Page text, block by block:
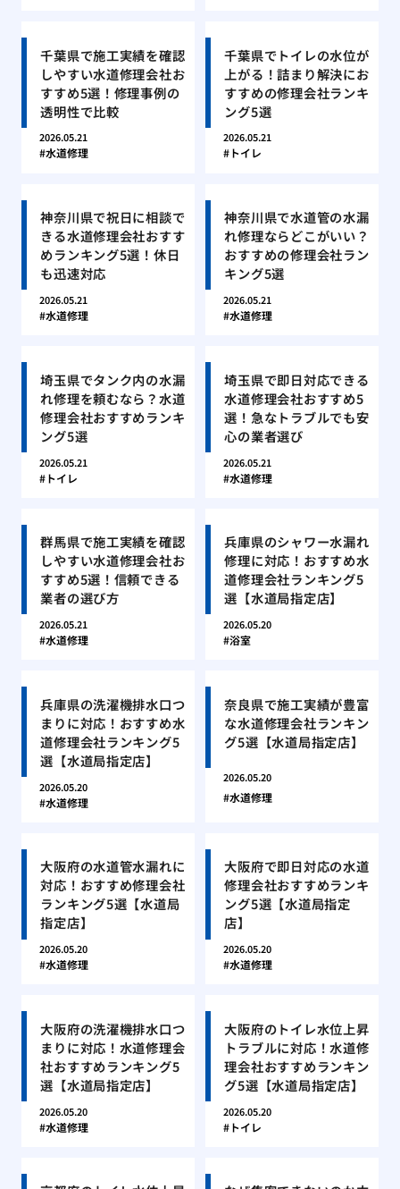
千葉県で施工実績を確認
しやすい水道修理会社お
すすめ5選！修理事例の
透明性で比較
2026.05.21
水道修理
千葉県でトイレの水位が
上がる！詰まり解決にお
すすめの修理会社ランキ
ング5選
2026.05.21
トイレ
神奈川県で祝日に相談で
きる水道修理会社おすす
めランキング5選！休日
も迅速対応
2026.05.21
水道修理
神奈川県で水道管の水漏
れ修理ならどこがいい？
おすすめの修理会社ラン
キング5選
2026.05.21
水道修理
埼玉県でタンク内の水漏
れ修理を頼むなら？水道
修理会社おすすめランキ
ング5選
2026.05.21
トイレ
埼玉県で即日対応できる
水道修理会社おすすめ5
選！急なトラブルでも安
心の業者選び
2026.05.21
水道修理
群馬県で施工実績を確認
しやすい水道修理会社お
すすめ5選！信頼できる
業者の選び方
2026.05.21
水道修理
兵庫県のシャワー水漏れ
修理に対応！おすすめ水
道修理会社ランキング5
選【水道局指定店】
2026.05.20
浴室
兵庫県の洗濯機排水口つ
まりに対応！おすすめ水
道修理会社ランキング5
選【水道局指定店】
2026.05.20
水道修理
奈良県で施工実績が豊富
な水道修理会社ランキン
グ5選【水道局指定店】
2026.05.20
水道修理
大阪府の水道管水漏れに
対応！おすすめ修理会社
ランキング5選【水道局
指定店】
2026.05.20
水道修理
大阪府で即日対応の水道
修理会社おすすめランキ
ング5選【水道局指定
店】
2026.05.20
水道修理
大阪府の洗濯機排水口つ
まりに対応！水道修理会
社おすすめランキング5
選【水道局指定店】
2026.05.20
水道修理
大阪府のトイレ水位上昇
トラブルに対応！水道修
理会社おすすめランキン
グ5選【水道局指定店】
2026.05.20
トイレ